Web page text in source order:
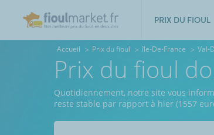
PRIX DU FIOUL
Accueil Prix du fioul île-De-France Val-
Prix du fioul
Quotidiennement, notre site vous
reste stable par rapport à hier (1557